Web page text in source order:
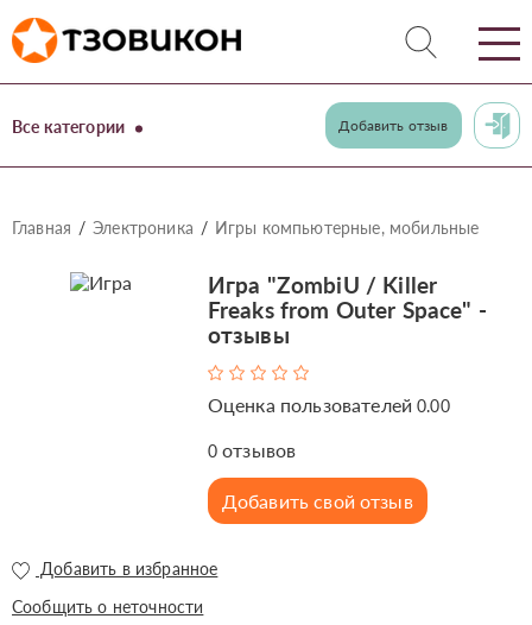
Все категории Добавить отзыв
Главная Электроника Игры компьютерные, мобильные
Игра "ZombiU / Killer
Freaks from Outer Space" -
отзывы
Оценка пользователей0.00
0отзывов
Добавить свой отзыв
Добавить в избранное
Сообщить о неточности